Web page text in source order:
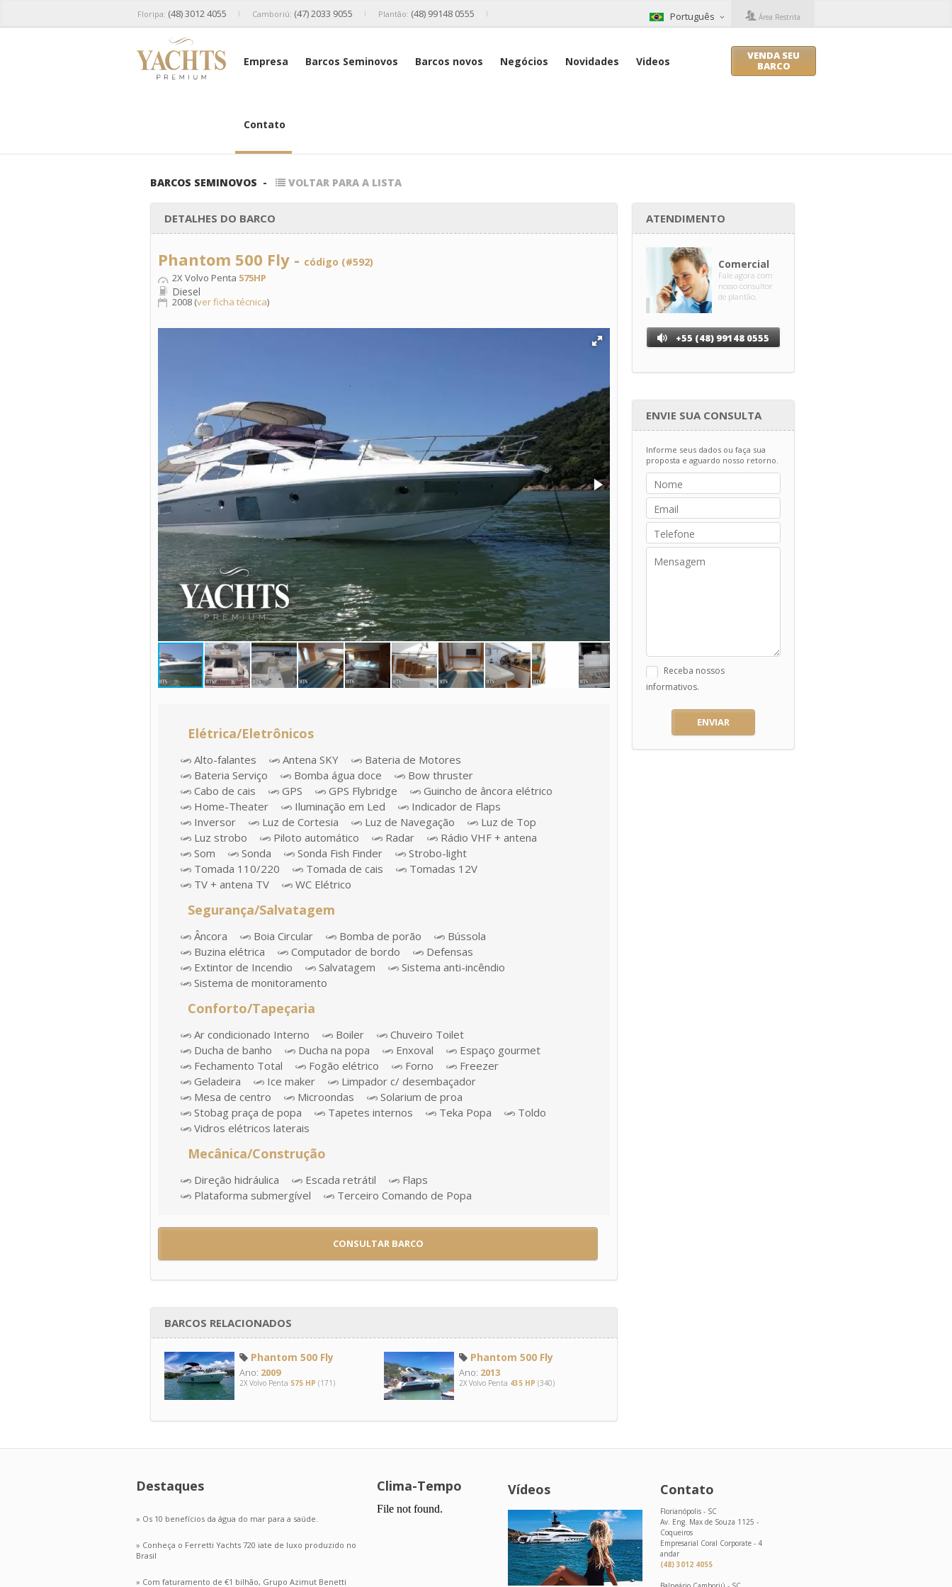
Floripa: (48) 3012 4055 Camboriú: (47) 2033 9055 Plantão: (48) 99148 0555 Português Área Restrita
Empresa Barcos Seminovos Barcos novos Negócios Novidades Videos
Contato
VENDA SEU
BARCO
BARCOS SEMINOVOS - VOLTAR PARA A LISTA
DETALHES DO BARCO
Phantom 500 Fly - código (#592)
2X Volvo Penta 575HP
Diesel
2008 (ver ficha técnica)
Elétrica/Eletrônicos
Alto-falantes Antena SKY
Bateria de Motores
Bateria Serviço
Bomba água doce
Bow thruster
Cabo de cais
GPS GPS Flybridge
Guincho de âncora elétrico
Home-Theater
Iluminação em Led
Indicador de Flaps
Inversor
Luz de Cortesia Luz de Navegação
Luz de Top
Luz strobo
Piloto automático Radar
Rádio VHF + antena
Som
Sonda Sonda Fish Finder
Strobo-light
Tomada 110/220
Tomada de cais
Tomadas 12V
TV + antena TV
WC Elétrico
Segurança/Salvatagem
Âncora Boia Circular Bomba de porão
Bússola
Buzina elétrica
Computador de bordo
Defensas
Extintor de Incendio
Salvatagem
Sistema anti-incêndio
Sistema de monitoramento
Conforto/Tapeçaria
Ar condicionado Interno Boiler
Chuveiro Toilet
Ducha de banho
Ducha na popa Enxoval
Espaço gourmet
Fechamento Total
Fogão elétrico Forno
Freezer
Geladeira
Ice maker
Limpador c/ desembaçador
Mesa de centro
Microondas
Solarium de proa
Stobag praça de popa
Tapetes internos Teka Popa
Toldo
Vidros elétricos laterais
Mecânica/Construção
Direção hidráulica Escada retrátil
Flaps
Plataforma submergível
Terceiro Comando de Popa
CONSULTAR BARCO
BARCOS RELACIONADOS
Phantom 500 Fly
Ano: 2009
2X Volvo Penta 575 HP (171)
Phantom 500 Fly
Ano: 2013
2X Volvo Penta 435 HP (340)
ATENDIMENTO
Comercial
Fale agora com
nosso consultor
de plantão.
+55 (48) 99148 0555
ENVIE SUA CONSULTA
Informe seus dados ou faça sua
proposta e aguardo nosso retorno.
Receba nossos
informativos.
ENVIAR
Destaques
» Os 10 benefícios da água do mar para a saúde.
» Conheça o Ferretti Yachts 720 iate de luxo produzido no
Brasil
» Com faturamento de €1 bilhão, Grupo Azimut Benetti
Clima-Tempo Vídeos Contato
Florianópolis - SC
Av. Eng. Max de Souza 1125 -
Coqueiros
Empresarial Coral Corporate - 4
andar
(48) 3012 4055